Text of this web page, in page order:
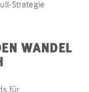
Strategie
WANDEL
für